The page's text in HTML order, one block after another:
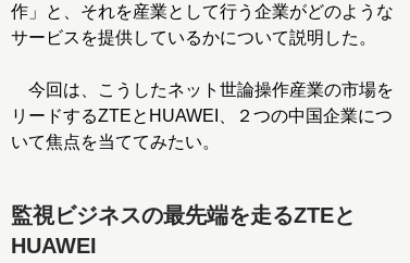
作」と、それを産業として行う企業がどのような
サービスを提供しているかについて説明した。
今回は、こうしたネット世論操作産業の市場を
リードするZTEとHUAWEI、２つの中国企業につ
いて焦点を当ててみたい。
監視ビジネスの最先端を走るZTEと
HUAWEI